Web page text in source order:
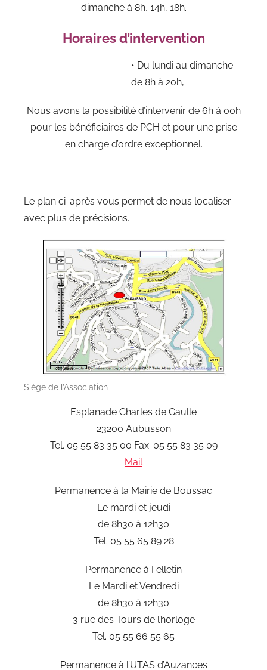
dimanche à 8h, 14h, 18h.
Horaires d’intervention
• Du lundi au dimanche
de 8h à 20h,
Nous avons la possibilité d’intervenir de 6h à 00h
pour les bénéficiaires de PCH et pour une prise
en charge d’ordre exceptionnel.
Le plan ci-après vous permet de nous localiser
avec plus de précisions.
Siège de l’Association
Esplanade Charles de Gaulle
23200 Aubusson
Tel. 05 55 83 35 00 Fax. 05 55 83 35 09
Mail
Permanence à la Mairie de Boussac
Le mardi et jeudi
de 8h30 à 12h30
Tel. 05 55 65 89 28
Permanence à Felletin
Le Mardi et Vendredi
de 8h30 à 12h30
3 rue des Tours de l’horloge
Tel. 05 55 66 55 65
Permanence à l’UTAS d’Auzances